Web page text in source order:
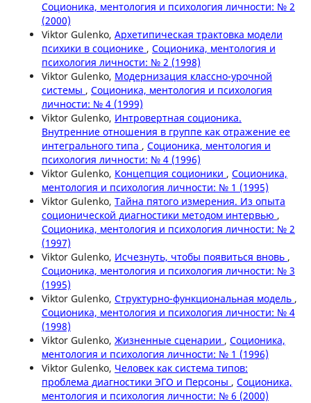
Соционика, ментология и психология личности: № 2
(2000)
Viktor Gulenko, Архетипическая трактовка модели
психики в соционике , Соционика, ментология и
психология личности: № 2 (1998)
Viktor Gulenko, Модернизация классно-урочной
системы , Соционика, ментология и психология
личности: № 4 (1999)
Viktor Gulenko, Интровертная соционика.
Внутренние отношения в группе как отражение ее
интегрального типа , Соционика, ментология и
психология личности: № 4 (1996)
Viktor Gulenko, Концепция соционики , Соционика,
ментология и психология личности: № 1 (1995)
Viktor Gulenko, Тайна пятого измерения. Из опыта
соционической диагностики методом интервью ,
Соционика, ментология и психология личности: № 2
(1997)
Viktor Gulenko, Исчезнуть, чтобы появиться вновь ,
Соционика, ментология и психология личности: № 3
(1995)
Viktor Gulenko, Структурно-функциональная модель ,
Соционика, ментология и психология личности: № 4
(1998)
Viktor Gulenko, Жизненные сценарии , Соционика,
ментология и психология личности: № 1 (1996)
Viktor Gulenko, Человек как система типов:
проблема диагностики ЭГО и Персоны , Соционика,
ментология и психология личности: № 6 (2000)